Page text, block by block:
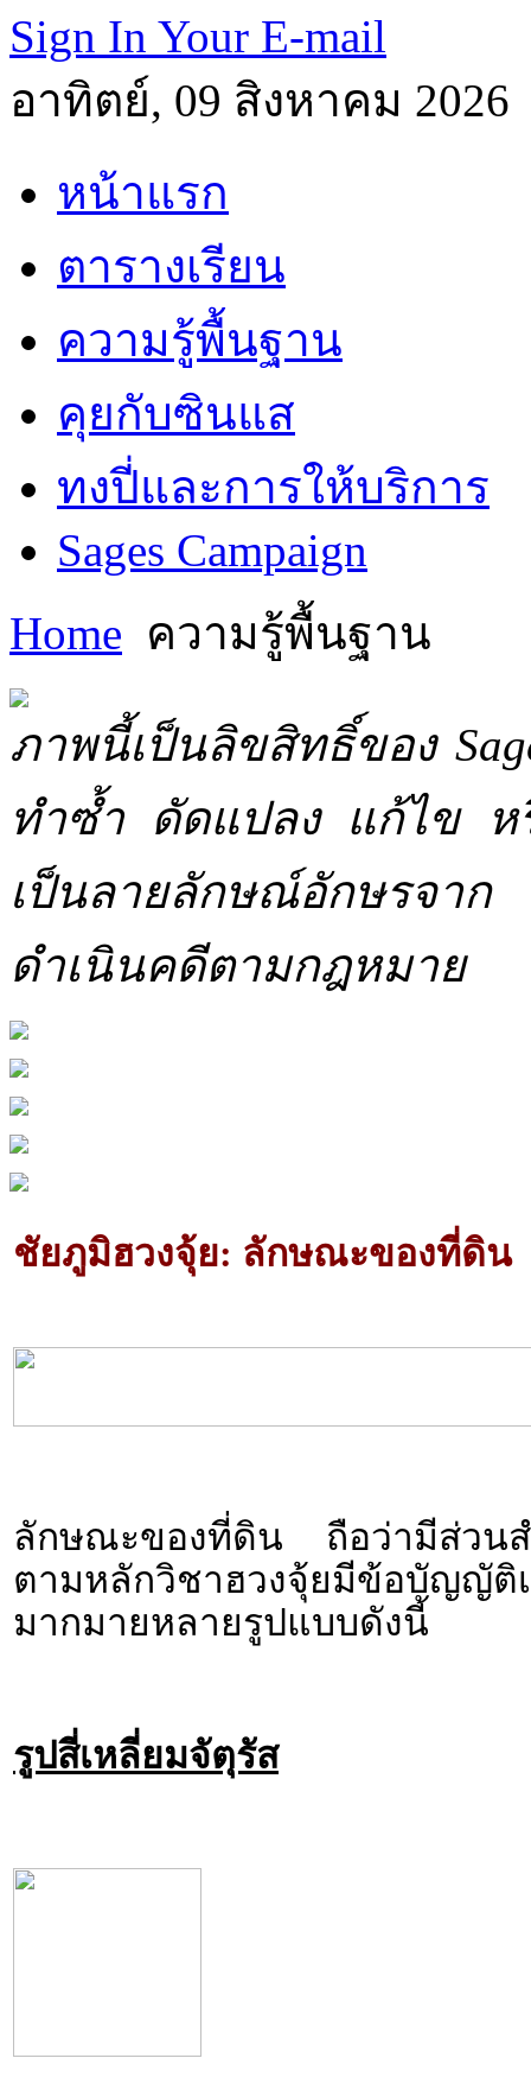
Sign In Your E-mail
อาทิตย์, 09 สิงหาคม 2026
หน้าแรก
ตารางเรียน
ความรู้พื้นฐาน
คุยกับซินแส
ทงปี่และการให้บริการ
Sages Campaign
Home ความรู้พื้นฐาน
ภาพนี้เป็นลิขสิทธิ์ของ
ทำซ้ำ ดัดแปลง แก้ไข ห
เป็นลายลักษณ์อักษรจาก
ดำเนินคดีตามกฎหมาย
ชัยภูมิฮวงจุ้ย: ลักษณะของที่ดิน
ลักษณะของที่ดิน ถือว่ามีส่วนส
ตามหลักวิชาฮวงจุ้ยมีข้อบัญ
มากมายหลายรูปแบบดังนี้
รูปสี่เหลี่ยมจัตุรัส